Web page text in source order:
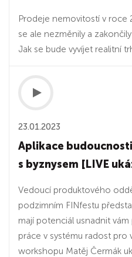
Prodeje nemovitostí v roce
se ale nezměnily a
Jak se bude vyvíjet realitní
23.01.2023
Aplikace
s byznysem [LIVE
Vedoucí produktového
podzimním FINfestu
mají potenciál usnadnit
práce v systému radost pro
workshopu Matěj Čermák